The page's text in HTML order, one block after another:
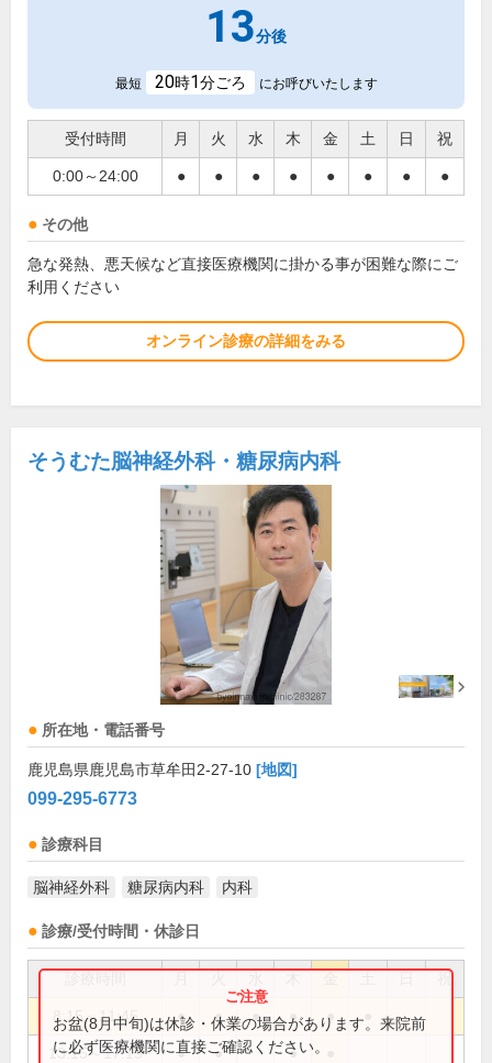
13分後
最短 20時1分ごろ にお呼びいたします
受付時間 月 火 水 木 金 土 日 祝
0:00～24:00 ● ● ● ● ● ● ● ●
その他
急な発熱、悪天候など直接医療機関に掛かる事が困難な際にご
利用ください
オンライン診療の詳細をみる
そうむた脳神経外科・糖尿病内科
所在地・電話番号
鹿児島県鹿児島市草牟田2-27-10 [地図]
099-295-6773
診療科目
脳神経外科 糖尿病内科 内科
診療/受付時間・休診日
祝
8:15～11:45 ● ● ● ● ●
13:15～17:15 ● ● ●
お盆(8月中旬)は休診・休業の場合があります。来院前
に必ず医療機関に直接ご確認ください。